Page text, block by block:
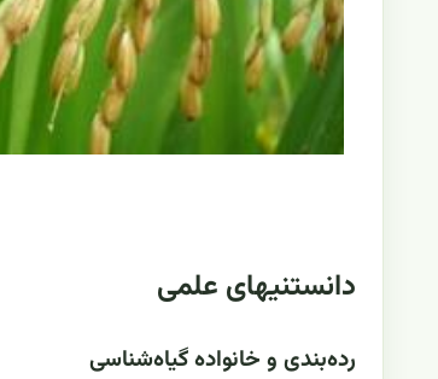
دانستنیهای علمی
رده‌بندی و خانواده گیاه‌شناسی